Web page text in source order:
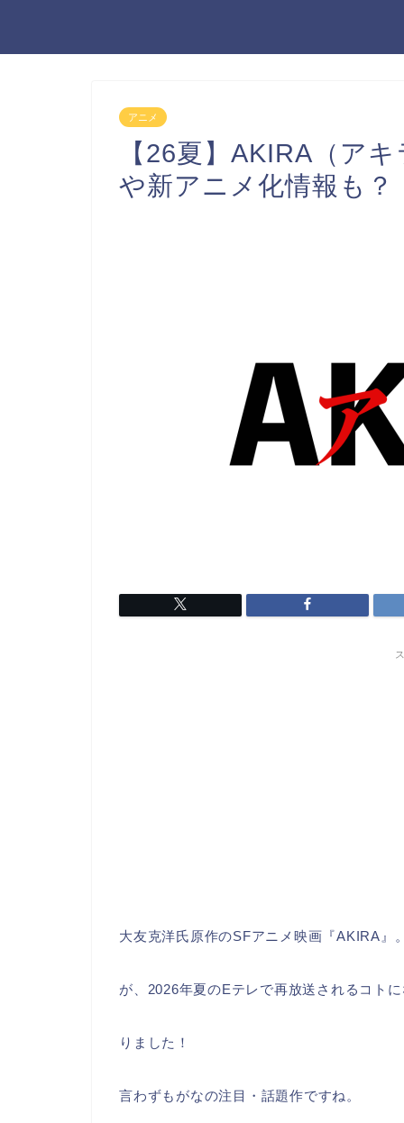
アニメ
【26夏】AKIRA（ア
や新アニメ化情報も？
大友克洋氏原作のSFアニメ映画『AKIRA』。
が、2026年夏のEテレで再放送されるコトに
りました！
言わずもがなの注目・話題作ですね。